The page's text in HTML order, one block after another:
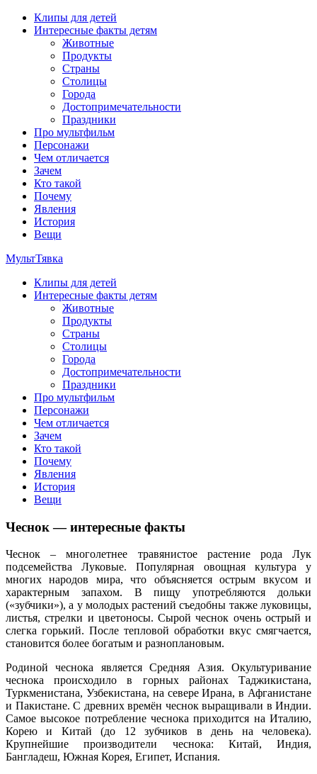
Перейти
содержимому
Клипы для детей
Интересные факты детям
Животные
Продукты
Страны
Столицы
Города
Достопримечательности
Праздники
Про мультфильм
Персонажи
Чем отличается
Зачем
Кто такой
Почему
Явления
История
Вещи
МультТявка
интересные факты про страны, столицы и города, клипы из
мультфильмов, мульт-клипы, песни из мультиков, детские
клипы, интересные факты о мультфильмах и про персонажей
мультфильмов
Клипы для детей
Интересные факты детям
Животные
Продукты
Страны
Столицы
Города
Достопримечательности
Праздники
Про мультфильм
Персонажи
Чем отличается
Зачем
Кто такой
Почему
Явления
История
Вещи
Чеснок — интересные факты
Чеснок – многолетнее травянистое растение рода Лук
подсемейства Луковые. Популярная овощная культура у
многих народов мира, что объясняется острым вкусом и
характерным запахом. В пищу употребляются дольки
(«зубчики»), а у молодых растений съедобны также луковицы,
листья, стрелки и цветоносы. Сырой чеснок очень острый и
слегка горький. После тепловой обработки вкус смягчается,
становится более богатым и разноплановым.
Родиной чеснока является Средняя Азия. Окультуривание
чеснока происходило в горных районах Таджикистана,
Туркменистана, Узбекистана, на севере Ирана, в Афганистане
и Пакистане. С древних времён чеснок выращивали в Индии.
Самое высокое потребление чеснока приходится на Италию,
Корею и Китай (до 12 зубчиков в день на человека).
Крупнейшие производители чеснока: Китай, Индия,
Бангладеш, Южная Корея, Египет, Испания.